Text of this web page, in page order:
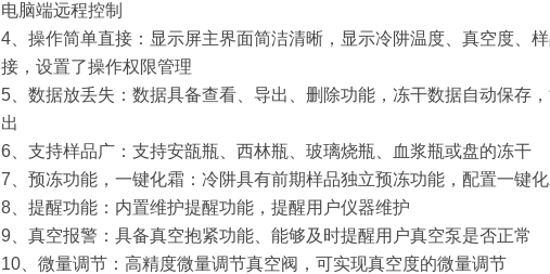
电脑端远程控制
4、操作简单直接：显示屏主界面简洁清晰，显示冷阱温度、真空度、
接，设置了操作权限管理
5、数据放丢失：数据具备查看、导出、删除功能，冻干数据自动保存
出
6、支持样品广：支持安瓿瓶、西林瓶、玻璃烧瓶、血浆瓶或盘的冻干
7、预冻功能，一键化霜：冷阱具有前期样品独立预冻功能，配置一键
8、提醒功能：内置维护提醒功能，提醒用户仪器维护
9、真空报警：具备真空抱紧功能、能够及时提醒用户真空泵是否正常
10、微量调节：高精度微量调节真空阀，可实现真空度的微量调节